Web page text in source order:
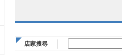
店家搜尋